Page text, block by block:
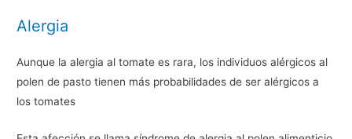
Alergia
Aunque la alergia al tomate es rara, los individuos alérgicos al
polen de pasto tienen más probabilidades de ser alérgicos a
los tomates